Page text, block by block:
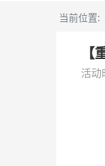
当前位置:
活